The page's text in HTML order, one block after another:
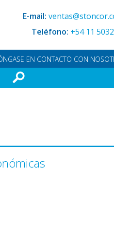
E-mail:
Teléfono: +54 11
EN CONTACTO CON